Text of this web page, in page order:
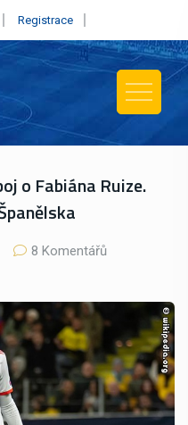
Registrace
o Fabiána Ruize.
8 Komentářů